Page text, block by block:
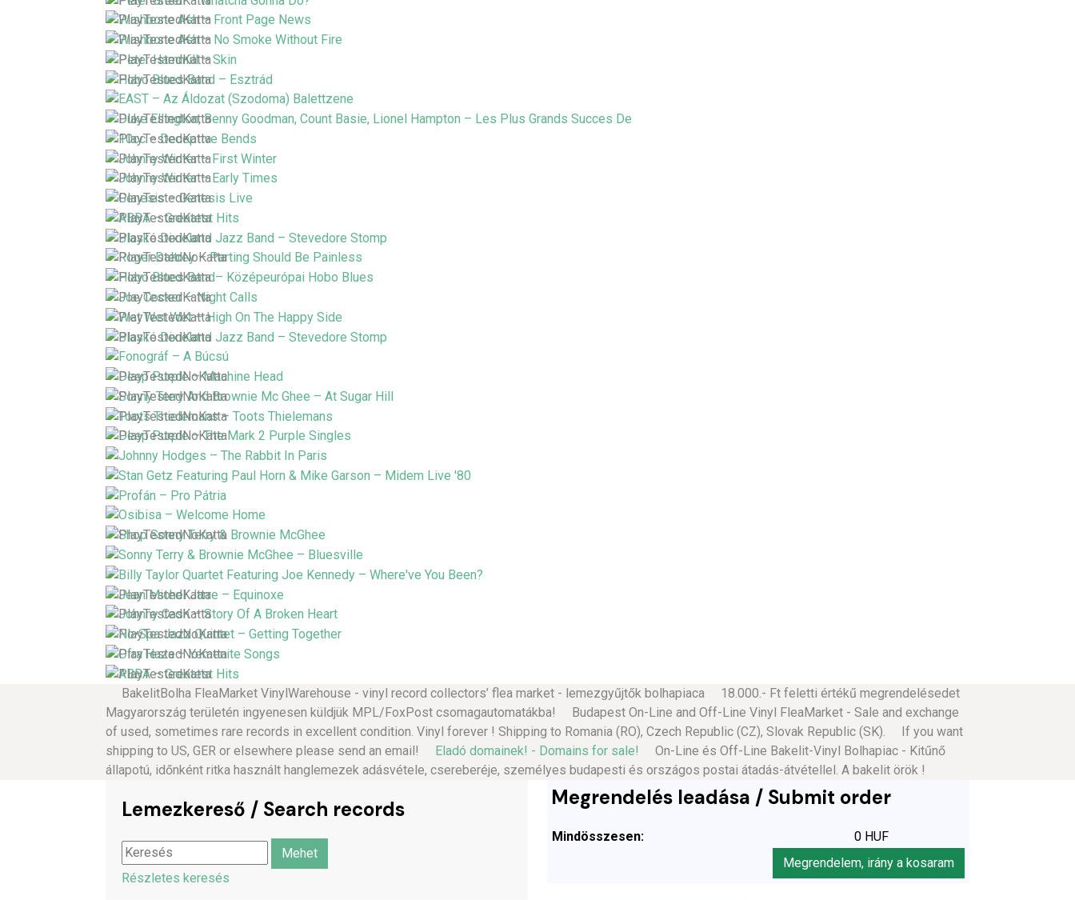
BakelitBolha FleaMarket VinylWarehouse - vinyl record collectors’ flea market - lemezgyűjtők bolhapiaca 18.000.- Ft feletti értékű megrendelésedet
Magyarország területén ingyenesen küldjük MPL/FoxPost csomagautomatákba! Budapest On-Line and Off-Line Vinyl FleaMarket - Sale and exchange
of used, sometimes rare records in excellent condition. Vinyl forever ! Shipping to Romania (RO), Czech Republic (CZ), Slovak Republic (SK). If you want
shipping to US, GER or elsewhere please send an email! Eladó domainek! - Domains for sale!
On-Line és Off-Line Bakelit-Vinyl Bolhapiac - Kitűnő
állapotú, időnként ritka használt hanglemezek adásvétele, csereberéje, személyes budapesti és országos postai átadás-átvétellel. A bakelit örök !
Lemezkereső / Search records
Részletes keresés
Megrendelés leadása / Submit order
Mindösszesen:
0 HUF
Megrendelem, irány a kosaram